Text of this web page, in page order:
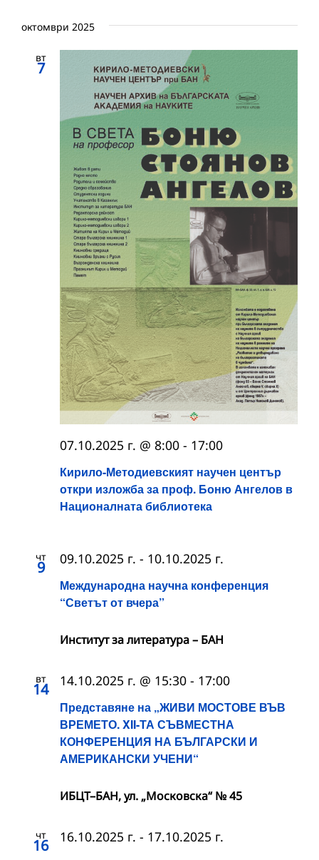
октомври 2025
вт
7
Кирило-Методиевският научен център
откри изложба за проф. Боню Ангелов в
Националната библиотека
07.10.2025 г. @ 8:00 - 17:00
чт
9
Международна научна конференция
“Светът от вчера”
09.10.2025 г. - 10.10.2025 г.
Институт за литература – БАН
вт
14
Представяне на „ЖИВИ МОСТОВЕ ВЪВ
ВРЕМЕТО. XII-ТА СЪВМЕСТНА
КОНФЕРЕНЦИЯ НА БЪЛГАРСКИ И
АМЕРИКАНСКИ УЧЕНИ“
14.10.2025 г. @ 15:30 - 17:00
ИБЦТ–БАН, ул. „Московска“ № 45
чт
16 16.10.2025 г. - 17.10.2025 г.